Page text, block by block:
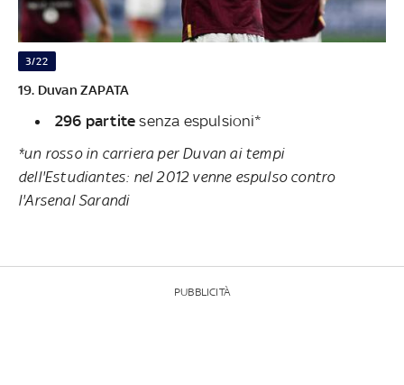
3/22
19. Duvan ZAPATA
296 partitesenza espulsioni*
*un rosso in carriera per Duvan ai tempi
dell'Estudiantes: nel 2012 venne espulso contro
l'Arsenal Sarandi
PUBBLICITÀ